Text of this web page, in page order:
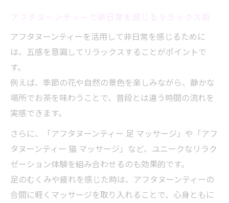
アフタヌーンティーを活用して非日常を感じるために
は、五感を意識してリラックスすることがポイントで
す。
例えば、季節の花や自然の景色を楽しみながら、静かな
場所でお茶を味わうことで、普段とは違う時間の流れを
実感できます。
さらに、「アフタヌーンティー 足 マッサージ」や「アフ
タヌーンティー 猫 マッサージ」など、ユニークなリラク
ゼーション体験を組み合わせるのも効果的です。
足のむくみや疲れを感じた時は、アフタヌーンティーの
合間に軽くマッサージを取り入れることで、心身ともに